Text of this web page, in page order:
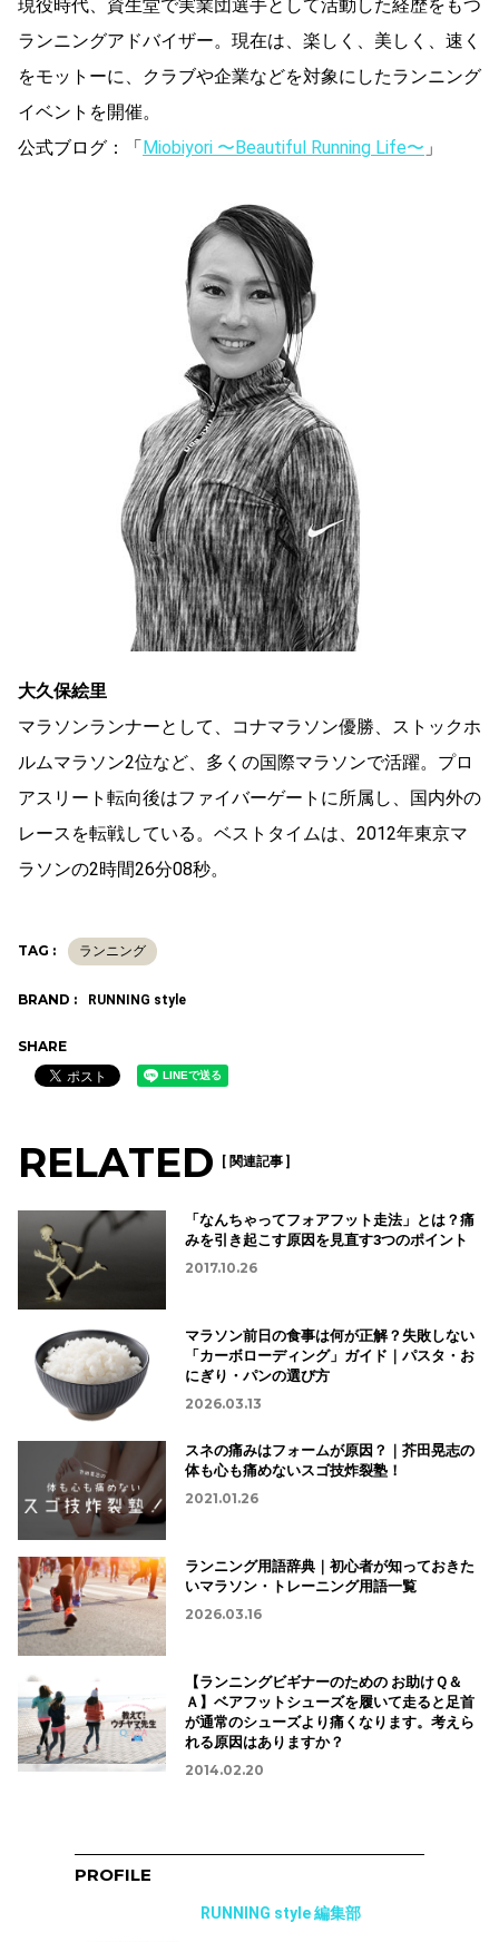
現役時代、資生堂で実業団選手として活動した経歴をもつ
ランニングアドバイザー。現在は、楽しく、美しく、速く
をモットーに、クラブや企業などを対象にしたランニング
イベントを開催。
公式ブログ：「Miobiyori 〜Beautiful Running Life〜 」
大久保絵里
マラソンランナーとして、コナマラソン優勝、ストックホ
ルムマラソン2位など、多くの国際マラソンで活躍。プロ
アスリート転向後はファイバーゲートに所属し、国内外の
レースを転戦している。ベストタイムは、2012年東京マ
ラソンの2時間26分08秒。
TAG : ランニング
BRAND : RUNNING style
SHARE
RELATED [ 関連記事 ]
「なんちゃってフォアフット走法」とは？痛
みを引き起こす原因を見直す3つのポイント
2017.10.26
マラソン前日の食事は何が正解？失敗しない
「カーボローディング」ガイド｜パスタ・お
にぎり・パンの選び方
2026.03.13
スネの痛みはフォームが原因？｜芥田晃志の
体も心も痛めないスゴ技炸裂塾！
2021.01.26
ランニング用語辞典｜初心者が知っておきた
いマラソン・トレーニング用語一覧
2026.03.16
【ランニングビギナーのための お助けＱ＆
Ａ】ベアフットシューズを履いて走ると足首
が通常のシューズより痛くなります。考えら
れる原因はありますか？
2014.02.20
PROFILE
RUNNING style 編集部